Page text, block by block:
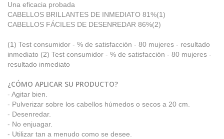
Una eficacia probada
CABELLOS BRILLANTES DE INMEDIATO 81%(1)
CABELLOS FÁCILES DE DESENREDAR 86%(2)
(1) Test consumidor - % de satisfacción - 80 mujeres - resultado
inmediato (2) Test consumidor - % de satisfacción - 80 mujeres -
resultado inmediato
¿CÓMO APLICAR SU PRODUCTO?
- Agitar bien.
- Pulverizar sobre los cabellos húmedos o secos a 20 cm.
- Desenredar.
- No enjuagar.
- Utilizar tan a menudo como se desee.